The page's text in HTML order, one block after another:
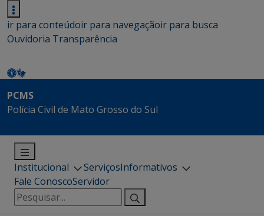
ir para conteúdoir para navegaçãoir para busca
Ouvidoria Transparência
PCMS
Polícia Civil de Mato Grosso do Sul
Institucional ServiçosInformativos
Fale ConoscoServidor
Pesquisar
por: